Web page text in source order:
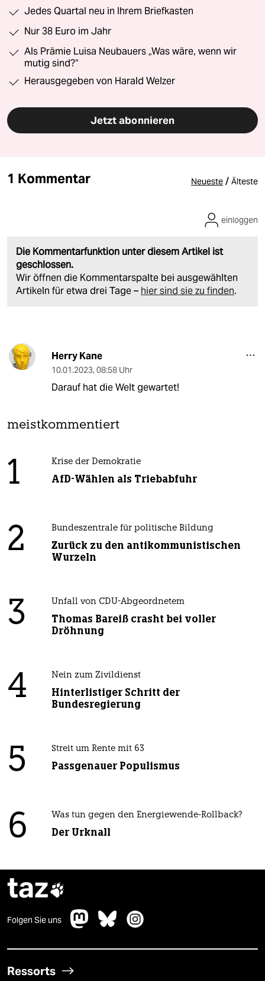
Jedes Quartal neu in Ihrem Briefkasten
Nur 38 Euro im Jahr
Als Prämie Luisa Neubauers „Was wäre, wenn wir
mutig sind?“
Herausgegeben von Harald Welzer
Jetzt abonnieren
1 Kommentar Neueste / Älteste
Die Kommentarfunktion unter diesem Artikel ist
geschlossen.
Wir öffnen die Kommentarspalte bei ausgewählten
Artikeln für etwa drei Tage – hier sind sie zu finden.
einloggen
Herry Kane
10.01.2023, 08:58 Uhr
Darauf hat die Welt gewartet!
meistkommentiert
1 Krise der Demokratie
AfD-Wählen als Triebabfuhr
2 Bundeszentrale für politische Bildung
Zurück zu den antikommunistischen
Wurzeln
3 Unfall von CDU-Abgeordnetem
Thomas Bareiß crasht bei voller
Dröhnung
4 Nein zum Zivildienst
Hinterlistiger Schritt der
Bundesregierung
5 Streit um Rente mit 63
Passgenauer Populismus
6 Was tun gegen den Energiewende-Rollback?
Der Urknall
taz
Folgen Sie uns
Ressorts